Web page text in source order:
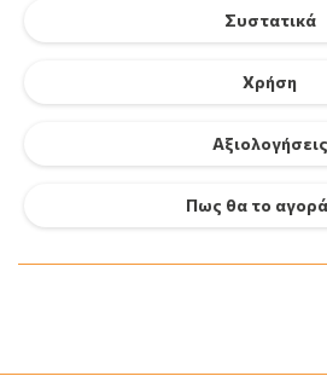
Συστατικά
Χρήση
Αξιολογήσεις
Πως θα το